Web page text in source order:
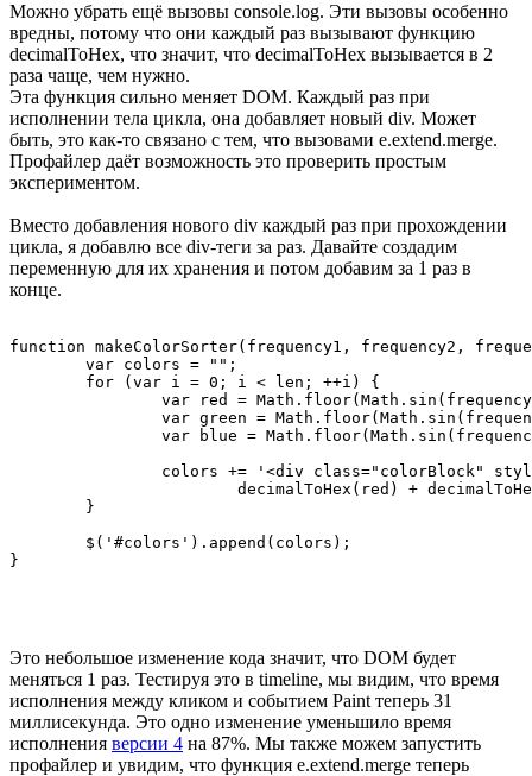
Можно убрать ещё вызовы console.log. Эти вызовы особенно
вредны, потому что они каждый раз вызывают функцию
decimalToHex, что значит, что decimalToHex вызывается в 2
раза чаще, чем нужно.
Эта функция сильно меняет DOM. Каждый раз при
исполнении тела цикла, она добавляет новый div. Может
быть, это как-то связано с тем, что вызовами e.extend.merge.
Профайлер даёт возможность это проверить простым
экспериментом.
Вместо добавления нового div каждый раз при прохождении
цикла, я добавлю все div-теги за раз. Давайте создадим
переменную для их хранения и потом добавим за 1 раз в
конце.
function makeColorSorter(frequency1, frequency2,
Это небольшое изменение кода значит, что DOM будет
меняться 1 раз. Тестируя это в timeline, мы видим, что время
исполнения между кликом и событием Paint теперь 31
миллисекунда. Это одно изменение уменьшило время
исполнения версии 4 на 87%. Мы также можем запустить
профайлер и увидим, что функция e.extend.merge теперь